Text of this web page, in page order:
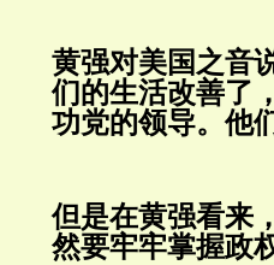
黄强对美国之音
们的生活改善了
功党的领导。他
但是在黄强看来
然要牢牢掌握政